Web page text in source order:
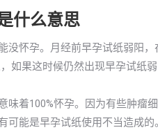
什么意思
没怀孕。月经前早孕试纸弱阳
如果这时候仍然出现早孕试纸
味着100%怀孕。因为有些肿瘤
可能是早孕试纸使用不当造成